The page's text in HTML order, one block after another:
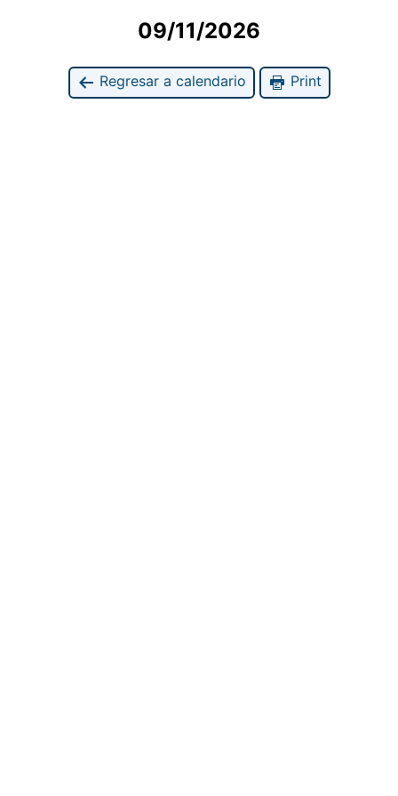
09/11/2026
Regresar a calendario Print